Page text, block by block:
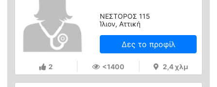
ΝΕΣΤΟΡΟΣ 115
Ίλιον, Αττική
Δες το προφίλ
2 <1400 2,4 χλμ